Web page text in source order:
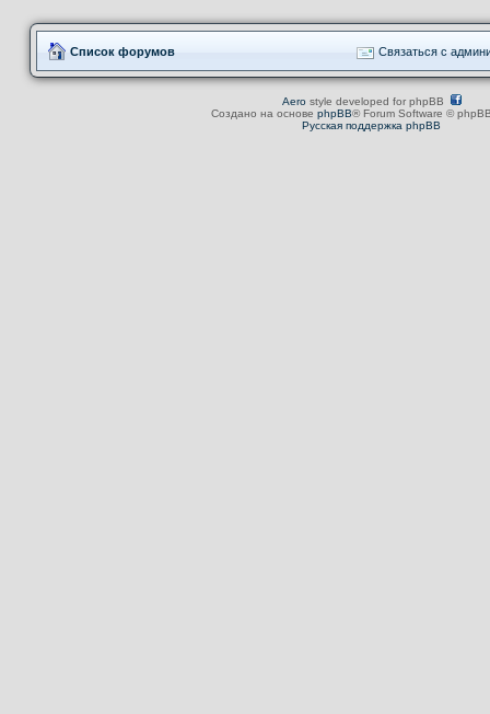
Список форумов Связаться с
Aerostyle developed for phpBB
Создано на основе phpBB® Forum Software ©
Русская поддержка phpBB